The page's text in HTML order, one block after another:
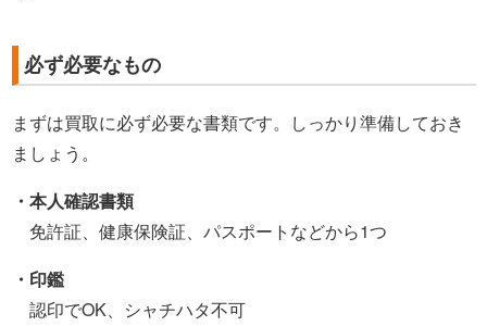
必ず必要なもの
まずは買取に必ず必要な書類です。しっかり準備しておき
ましょう。
・本人確認書類
免許証、健康保険証、パスポートなどから1つ
・印鑑
認印でOK、シャチハタ不可